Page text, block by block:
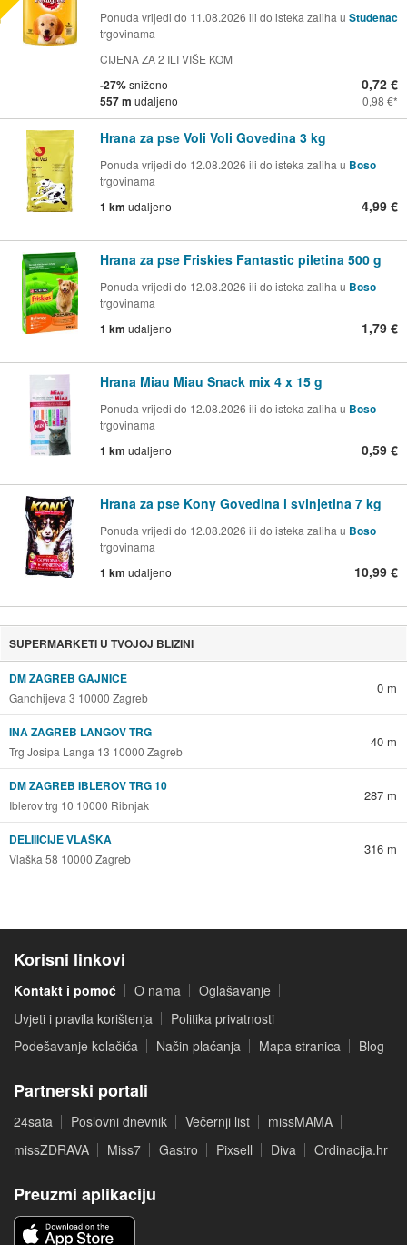
Ponuda vrijedi do 11.08.2026 ili do isteka zaliha u Studenac
trgovinama
CIJENA ZA 2 ILI VIŠE KOM
-27%sniženo
557 m udaljeno
0,72 €
0,98 €
Hrana za pse Voli Voli Govedina 3 kg
Ponuda vrijedi do 12.08.2026 ili do isteka zaliha u Boso
trgovinama
1 km udaljeno 4,99 €
Hrana za pse Friskies Fantastic piletina 500 g
Ponuda vrijedi do 12.08.2026 ili do isteka zaliha u Boso
trgovinama
1 km udaljeno 1,79 €
Hrana Miau Miau Snack mix 4 x 15 g
Ponuda vrijedi do 12.08.2026 ili do isteka zaliha u Boso
trgovinama
1 km udaljeno 0,59 €
Hrana za pse Kony Govedina i svinjetina 7 kg
Ponuda vrijedi do 12.08.2026 ili do isteka zaliha u Boso
trgovinama
1 km udaljeno 10,99 €
SUPERMARKETI U TVOJOJ BLIZINI
DM ZAGREB GAJNICE
Gandhijeva 3 10000 Zagreb
0 m
INA ZAGREB LANGOV TRG
Trg Josipa Langa 13 10000 Zagreb
40 m
DM ZAGREB IBLEROV TRG 10
Iblerov trg 10 10000 Ribnjak
287 m
DELIIICIJE VLAŠKA
Vlaška 58 10000 Zagreb
316 m
Korisni linkovi
Kontakt i pomoć O nama
Oglašavanje
Uvjeti i pravila korištenja
Politika privatnosti
Podešavanje kolačića
Način plaćanja Mapa stranica Blog
Partnerski portali
24sata Poslovni dnevnik Večernji list
missMAMA
missZDRAVA
Miss7 Gastro Pixsell Diva Ordinacija.hr
Preuzmi aplikaciju